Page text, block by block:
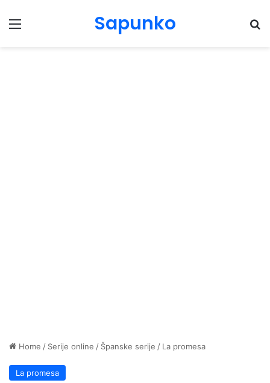
Menu Sapunko
Home / Serije online / Španske serije / La promesa
La promesa